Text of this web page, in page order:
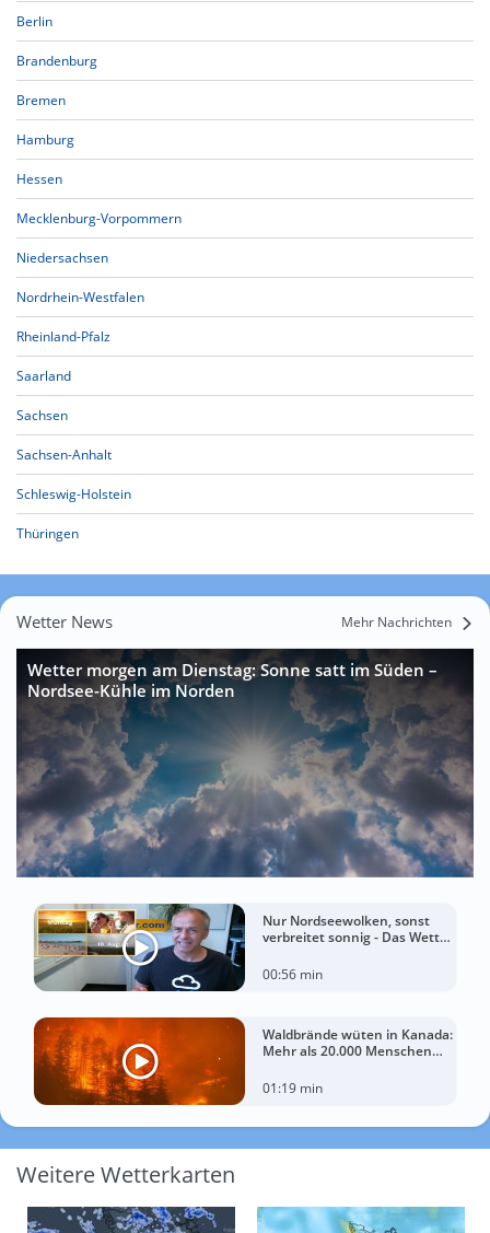
Berlin
Brandenburg
Bremen
Hamburg
Hessen
Mecklenburg-Vorpommern
Niedersachsen
Nordrhein-Westfalen
Rheinland-Pfalz
Saarland
Sachsen
Sachsen-Anhalt
Schleswig-Holstein
Thüringen
Wetter News Mehr Nachrichten
Wetter morgen am Dienstag: Sonne satt im Süden –
Nordsee-Kühle im Norden
Nur Nordseewolken, sonst
verbreitet sonnig - Das Wetter
00:56 min
Waldbrände wüten in Kanada:
Mehr als 20.000 Menschen
01:19 min
Weitere Wetterkarten